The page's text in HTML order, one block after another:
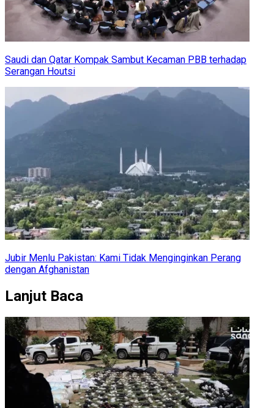
Saudi dan Qatar Kompak Sambut Kecaman PBB terhadap
Serangan Houtsi
Jubir Menlu Pakistan: Kami Tidak Menginginkan Perang
dengan Afghanistan
Lanjut Baca